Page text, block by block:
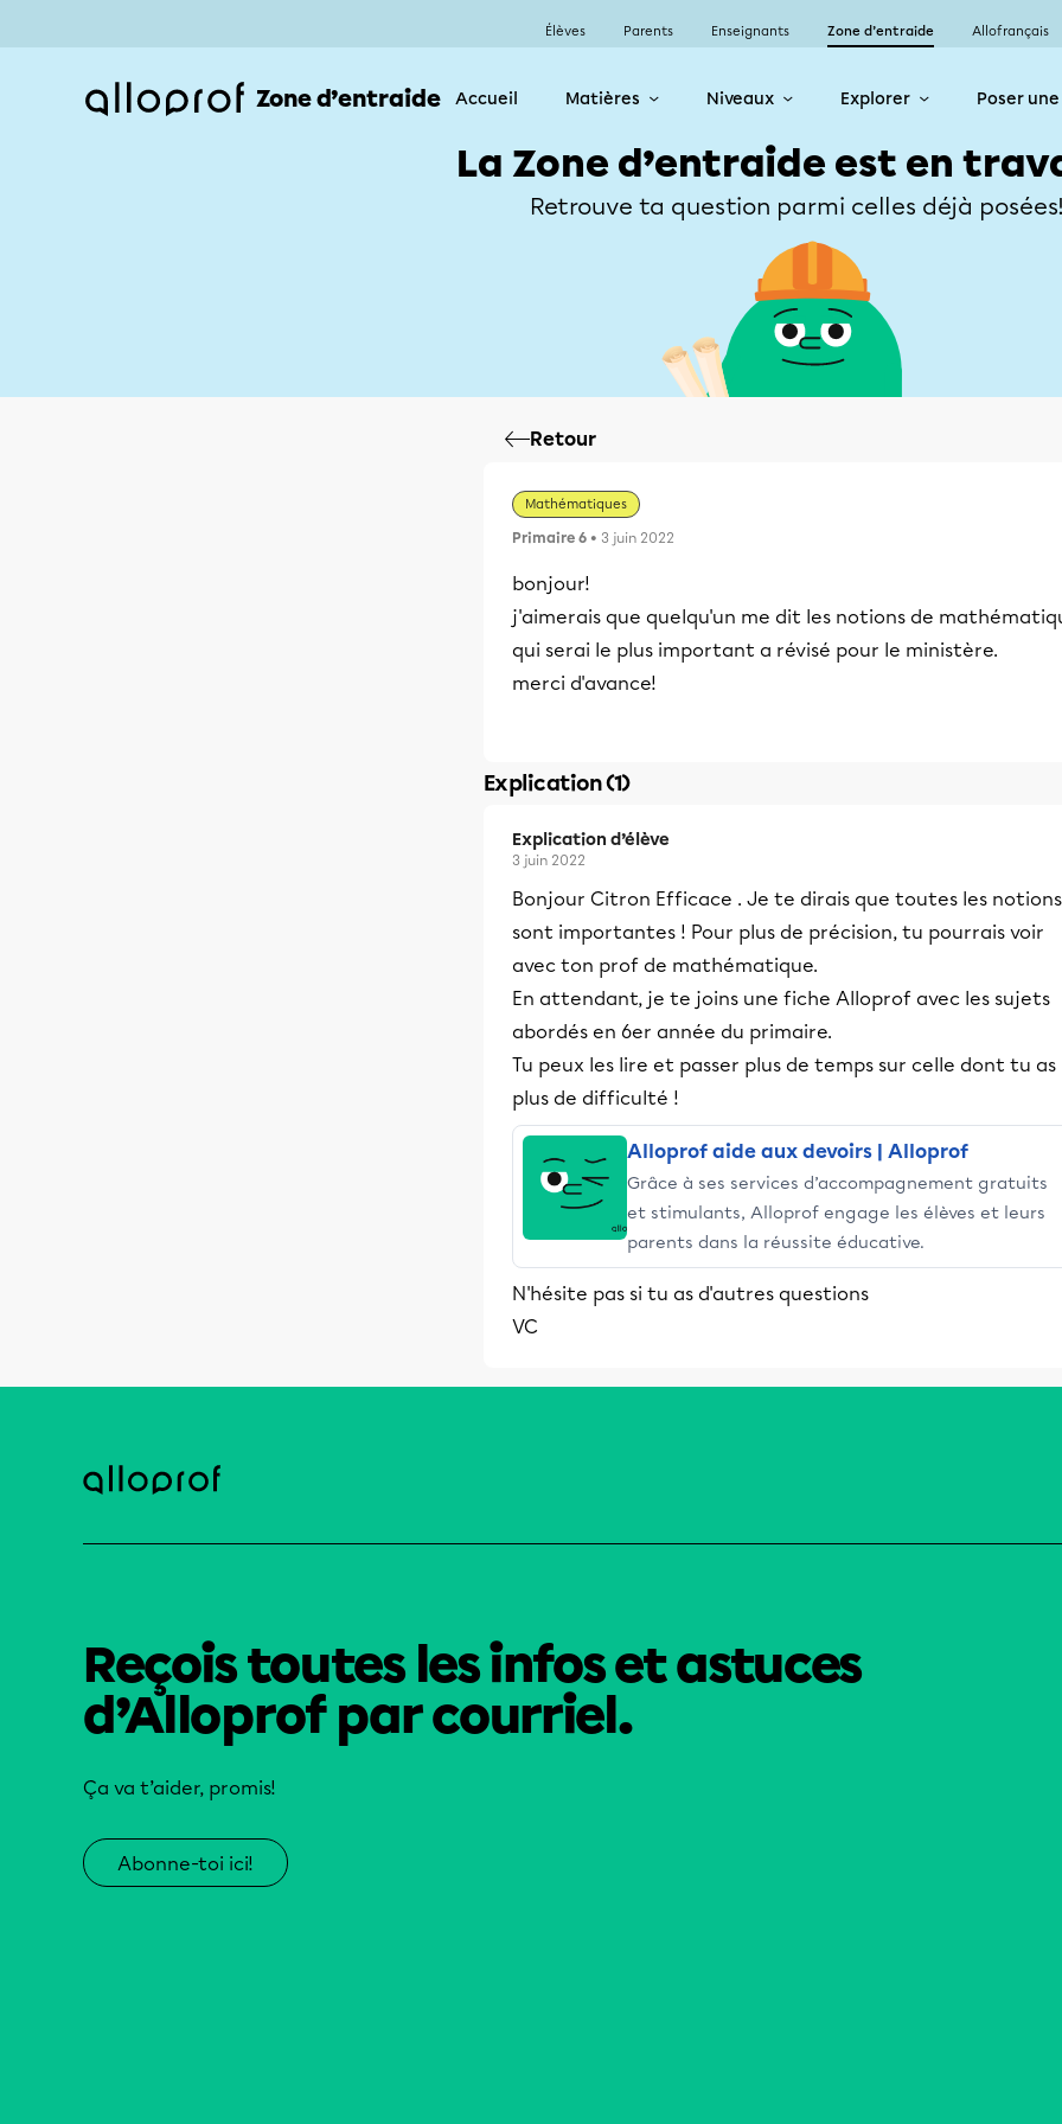
Élèves Parents Enseignants Zone d’entraide Allofrançais
Zone d’entraide Accueil Matières Niveaux Explorer Poser
La Zone d’entraide est en
Retrouve ta question parmi celles déjà
Retour
Mathématiques
Primaire 6 • 3 juin 2022
bonjour!
j'aimerais que quelqu'un me dit les notions de
qui serai le plus important a révisé pour le ministère.
merci d'avance!
Explication (1)
Explication d’élève
3 juin 2022
Bonjour Citron Efficace . Je te dirais que toutes les notions
sont importantes ! Pour plus de précision, tu pourrais voir
avec ton prof de mathématique.
En attendant, je te joins une fiche Alloprof avec les sujets
abordés en 6er année du primaire.
Tu peux les lire et passer plus de temps sur celle dont tu as
plus de difficulté !
Alloprof aide aux devoirs | Alloprof
Grâce à ses services d’accompagnement gratuits
et stimulants, Alloprof engage les élèves et leurs
parents dans la réussite éducative.
N'hésite pas si tu as d'autres questions
VC
Reçois toutes les infos et astuces
d’Alloprof par courriel.
Ça va t’aider, promis!
Abonne-toi ici!